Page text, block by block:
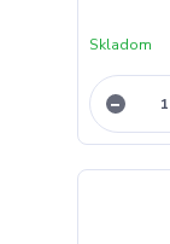
Skladom